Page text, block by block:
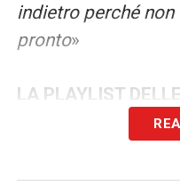
indietro perché
pronto»
LA PLAYLIST